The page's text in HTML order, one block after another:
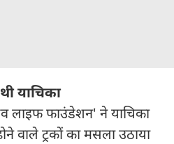
याचिका
फाउंडेशन' ने याचिका
वाले ट्रकों का मसला उठाया